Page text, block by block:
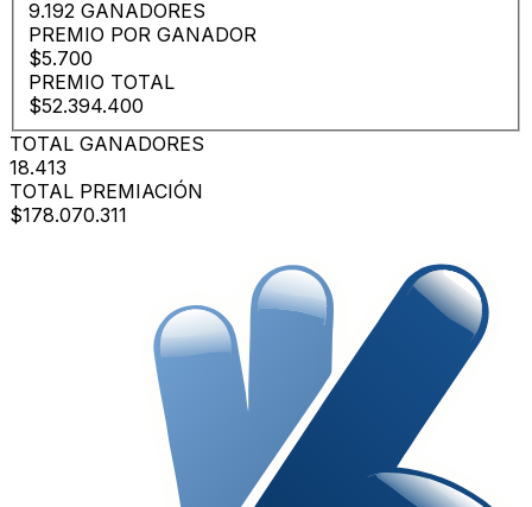
9.192 GANADORES
PREMIO POR GANADOR
$5.700
PREMIO TOTAL
$52.394.400
TOTAL GANADORES
18.413
TOTAL PREMIACIÓN
$178.070.311